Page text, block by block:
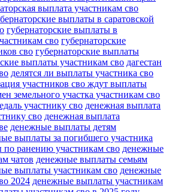
выплата участникам сво
выплаты в саратовской
губернаторские выплаты в
сво губернаторские
сво губернаторские выплаты
выплаты участникам сво дагестан
делятся ли выплаты участника сво
участников сво ждут выплаты
земельного участка участникам сво
участнику сво денежная выплата
сво денежная выплата
денежные выплаты детям
выплаты за погибшего участника
ранению участникам сво денежные
чатов денежные выплаты семьям
выплаты участникам сво денежные
2024 денежные выплаты участникам